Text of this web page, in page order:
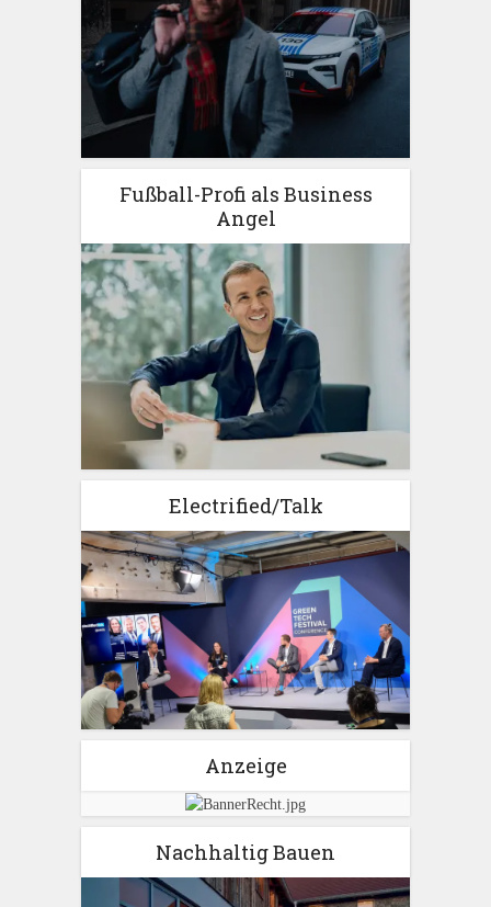
Fußball-Profi als Business
Angel
Electrified/Talk
Anzeige
Nachhaltig Bauen